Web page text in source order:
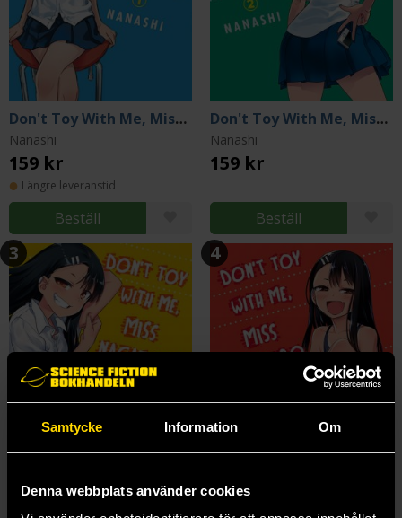
Samtycke Information Om
Denna webbplats använder cookies
Don't Toy With Me, Miss Nagatoro, volume 1
Nanashi
159 kr
Längre leveranstid
Beställ
Don't Toy With Me, Miss Nagatoro, volume 2
Nanashi
159 kr
Beställ
3
Don't Toy With Me, Miss Nagatoro, volume 3
4